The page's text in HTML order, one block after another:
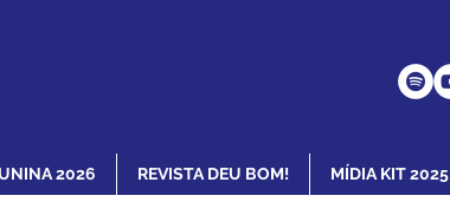
2026 REVISTA DEU BOM! MÍDIA KIT 2025